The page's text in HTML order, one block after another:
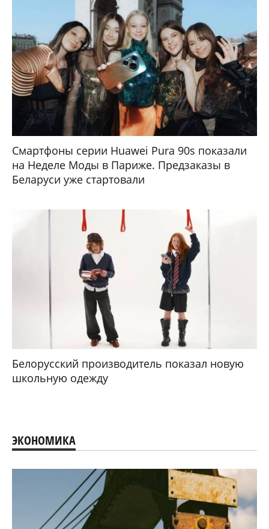
Смартфоны серии Huawei Pura 90s показали
на Неделе Моды в Париже. Предзаказы в
Беларуси уже стартовали
Белорусский производитель показал новую
школьную одежду
ЭКОНОМИКА